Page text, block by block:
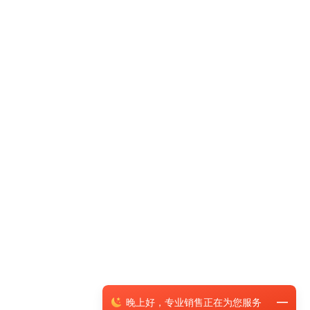
晚上好， 专业销售正在为您服务